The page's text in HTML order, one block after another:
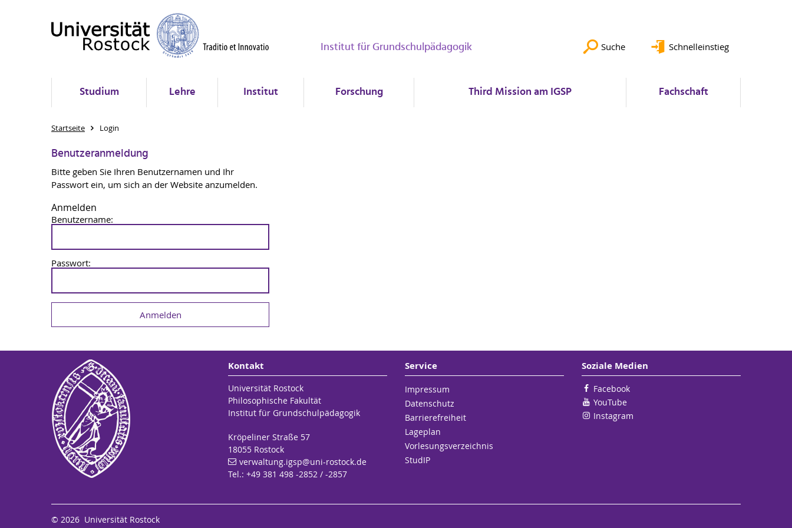
Institut für Grundschulpädagogik Suche Schnelleinstieg
Studium Lehre Institut Forschung Third Mission am IGSP Fachschaft
Startseite Login
Benutzeranmeldung
Bitte geben Sie Ihren Benutzernamen und Ihr
Passwort ein, um sich an der Website anzumelden.
Anmelden
Benutzername:
Passwort:
Kontakt
Universität Rostock
Philosophische Fakultät
Institut für Grundschulpädagogik
Kröpeliner Straße 57
18055 Rostock
verwaltung.igsp@uni-rostock.de
Tel.: +49 381 498 -2852 / -2857
Service
Impressum
Datenschutz
Barrierefreiheit
Lageplan
Vorlesungsverzeichnis
StudIP
Soziale Medien
Facebook
YouTube
Instagram
© 2026 Universität Rostock